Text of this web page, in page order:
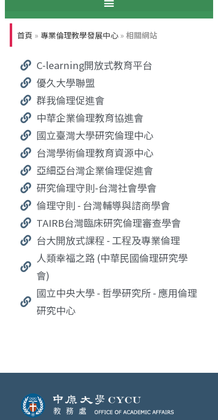
專業倫理論壇
教授合影
首頁 » 專業倫理教學發展中心 » 相關網站
C-learning開放式教育平台
優久大學聯盟
群我倫理促進會
中華企業倫理教育協進會
國立臺灣大學研究倫理中心
台灣學術倫理教育資源中心
亞細亞台灣企業倫理促進會
研究倫理守則-台灣社會學會
倫理守則 - 台灣輔導與諮商學會
TAIRB台灣臨床研究倫理審查學會
台大開放式課程 - 工程及專業倫理
人類幸福之路 (中華民國倫理研究學
會)
國立中央大學 - 哲學研究所 - 應用倫理
研究中心